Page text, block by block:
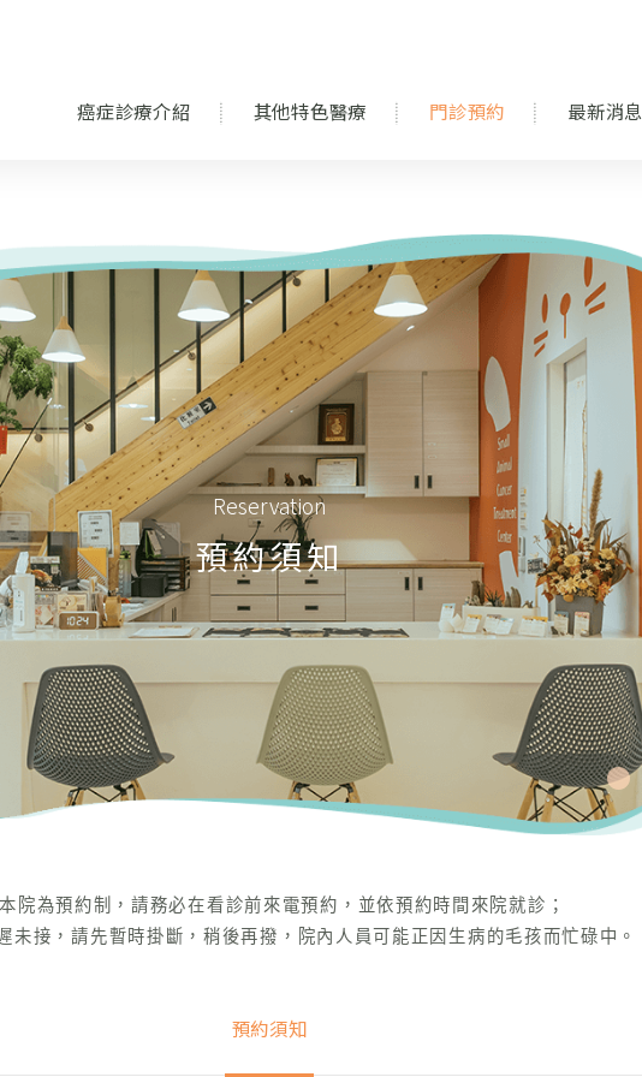
癌症診療介紹 其他特色醫療 門診預約 最新消息
Reservation
預約須知
院為預約制，請務必在看診前來電預約，並依預約時間來院就診；
未接，請先暫時掛斷，稍後再撥，院內人員可能正因生病的毛孩而忙碌中。
預約須知